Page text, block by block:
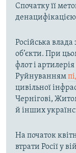
Спочатку її
Російська влада
об’єкти. При
флот і
Руйнуванням
цивільної
Чернігові,
й інших
На початок
втрати Росії у